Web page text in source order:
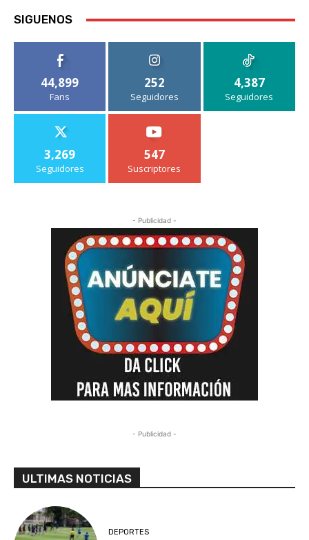
SIGUENOS
44,899
Fans
252
Seguidores
4,387
Seguidores
3,269
Seguidores
547
Suscriptores
- Publicidad -
- Publicidad -
ULTIMAS NOTICIAS
DEPORTES